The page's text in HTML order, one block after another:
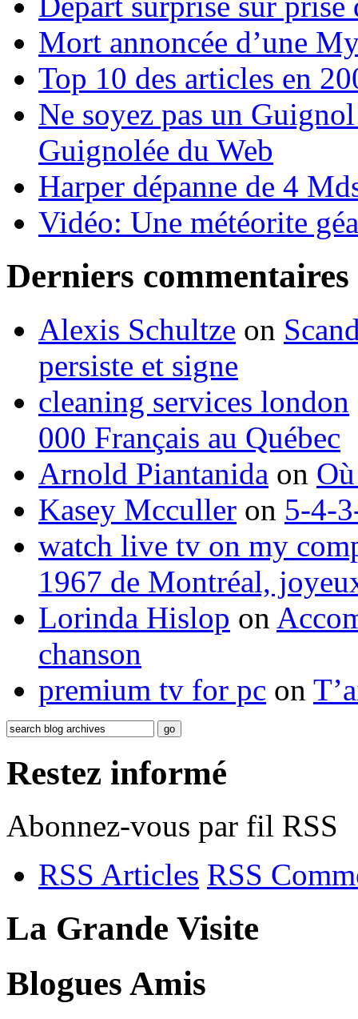
Mort annoncée d’une
Top 10 des articles en
Ne soyez pas un
Guignolée du Web
Harper dépanne de 4
Vidéo: Une météorite
Derniers commentaires
Alexis Schultze on
persiste et signe
cleaning services london
000 Français au Québec
Arnold Piantanida on
Kasey Mcculler on 5-4-
watch live tv on my
1967 de Montréal,
Lorinda Hislop on
chanson
premium tv for pc on
Restez informé
Abonnez-vous par fil RSS
RSS Articles RSS
La Grande Visite
Blogues Amis